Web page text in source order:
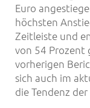
Euro
höchsten
Zeitleiste und
von 54 Prozent
vorherigen
sich auch im
die Tendenz